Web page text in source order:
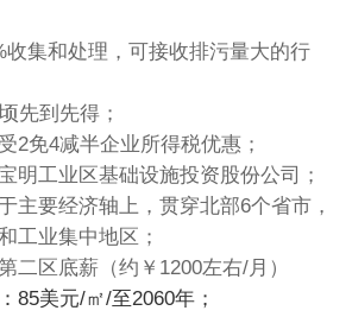
收集和处理，可接收排污量大的行
先到先得；
2免4减半企业所得税优惠；
明工业区基础设施投资股份公司；
主要经济轴上，贯穿北部6个省市，
工业集中地区；
二区底薪（约￥1200左右/月）
85美元/㎡/至2060年 ；